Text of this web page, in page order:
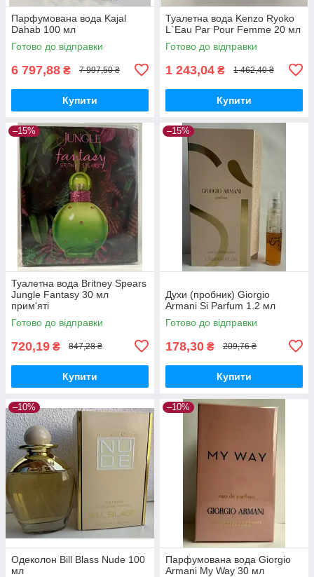
Парфумована вода Kajal
Dahab 100 мл
Готово до відправки
6 797,88 ₴ 7 997,50 ₴
Купити
Туалетна вода Kenzo Ryoko
L`Eau Par Pour Femme 20 мл
Готово до відправки
1 243,04 ₴ 1 462,40 ₴
Купити
–15%
Туалетна вода Britney Spears
Jungle Fantasy 30 мл
прим'яті
Готово до відправки
720,19 ₴ 847,28 ₴
Купити
–15%
Духи (пробник) Giorgio
Armani Si Parfum 1.2 мл
Готово до відправки
178,30 ₴ 209,76 ₴
Купити
–10%
Одеколон Bill Blass Nude 100
мл
–10%
Парфумована вода Giorgio
Armani My Way 30 мл